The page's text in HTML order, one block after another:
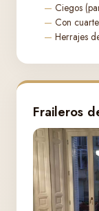
Ciegos
Con
Herrajes
Fraileros